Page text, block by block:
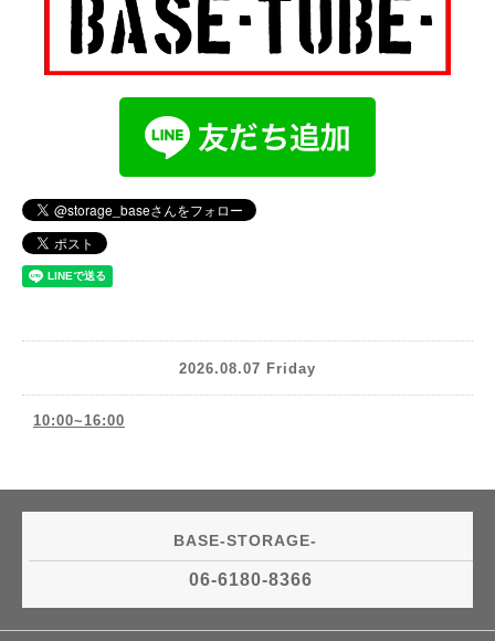
2026.08.07 Friday
10:00~16:00
BASE-STORAGE-
06-6180-8366